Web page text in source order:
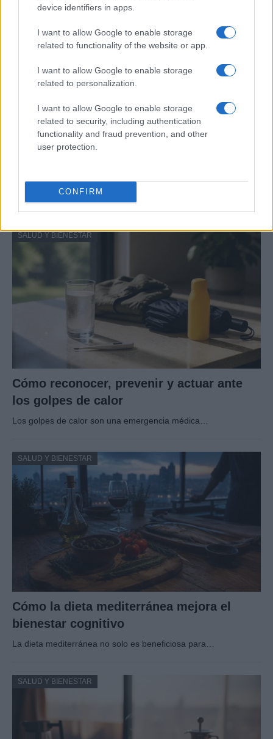
device identifiers in apps.
I want to allow Google to enable storage
related to functionality of the website or app.
I want to allow Google to enable storage
related to personalization.
I want to allow Google to enable storage
related to security, including authentication
functionality and fraud prevention, and other
user protection.
CONFIRM
Guía completa para la seguridad en
Organizar un evento masivo seguro requiere planificación
meticulosa.…
SALUD Y BIENESTAR
Cómo reconocer, prevenir y actuar ante
los golpes de calor
Los golpes de calor son una emergencia médica…
SALUD Y BIENESTAR
Cómo la dieta mediterránea mejora el
bienestar cognitivo
La dieta mediterránea no solo es beneficiosa para…
SALUD Y BIENESTAR